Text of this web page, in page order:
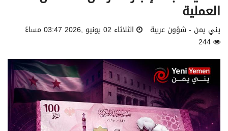
العملية
يني يمن - شؤون عربية
الثلاثاء 02 يونيو ,2026 03:47 مساءً
244